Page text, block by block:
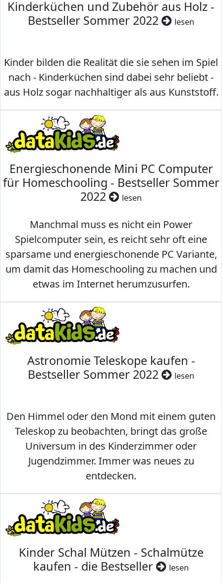
Kinderküchen und Zubehör aus Holz -
Bestseller Sommer 2022
lesen
Kinder bilden die Realität die sie sehen im Spiel
nach - Kinderküchen sind dabei sehr beliebt -
aus Holz sogar nachhaltiger als aus Kunststoff.
Energieschonende Mini PC Computer
für Homeschooling - Bestseller Sommer
2022
lesen
Manchmal muss es nicht ein Power
Spielcomputer sein, es reicht sehr oft eine
sparsame und energieschonende PC Variante,
um damit das Homeschooling zu machen und
etwas im Internet herumzusurfen.
Astronomie Teleskope kaufen -
Bestseller Sommer 2022
lesen
Den Himmel oder den Mond mit einem guten
Teleskop zu beobachten, bringt das große
Universum in des Kinderzimmer oder
Jugendzimmer. Immer was neues zu
entdecken.
Kinder Schal Mützen - Schalmütze
kaufen - die Bestseller
lesen